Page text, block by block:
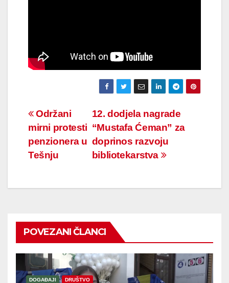
Navigacija
članaka
12. dodjela nagrade
“Mustafa Ćeman” za
doprinos razvoju
bibliotekarstva
Održani
mirni protesti
penzionera u
Tešnju
POVEZANI ČLANCI
DOGAĐAJI DRUŠTVO